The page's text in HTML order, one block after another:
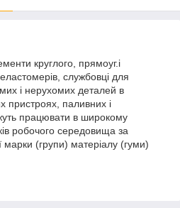
круглого, прямоуг.і
службовці для
і нерухомих деталей в
пристроях, паливних і
працювати в широкому
робочого середовища за
марки (групи) матеріалу (гуми)